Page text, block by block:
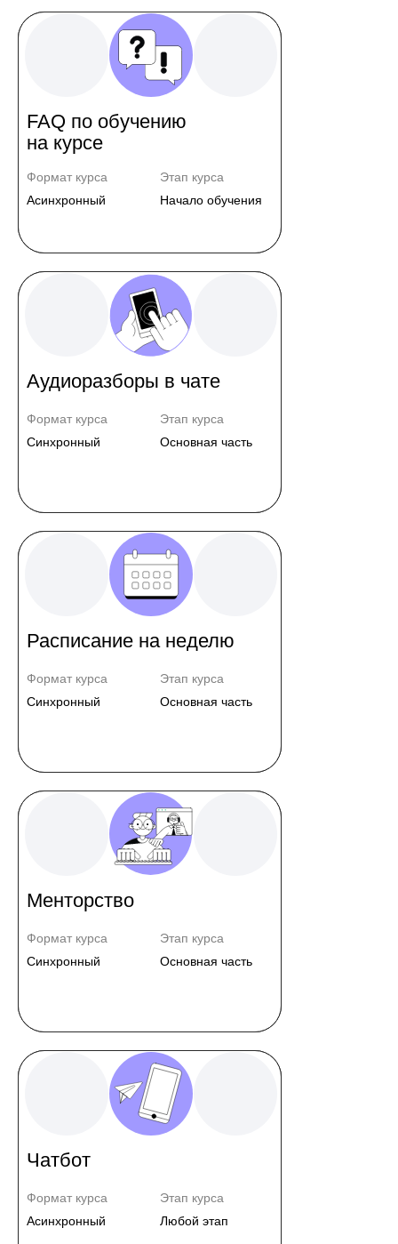
Этап курса
Формат курса
Асинхронный
Начало обучения
FAQ по обучению
на курсе
Этап курса
Формат курса
Синхронный
Основная часть
Аудиоразборы в чате
Этап курса
Формат курса
Синхронный
Основная часть
Расписание на неделю
Этап курса
Формат курса
Синхронный
Основная часть
Менторство
Этап курса
Формат курса
Асинхронный
Любой этап
Чатбот